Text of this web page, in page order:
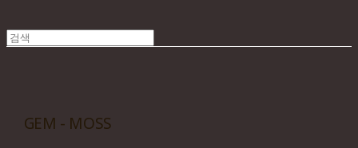
GEM - MOSS